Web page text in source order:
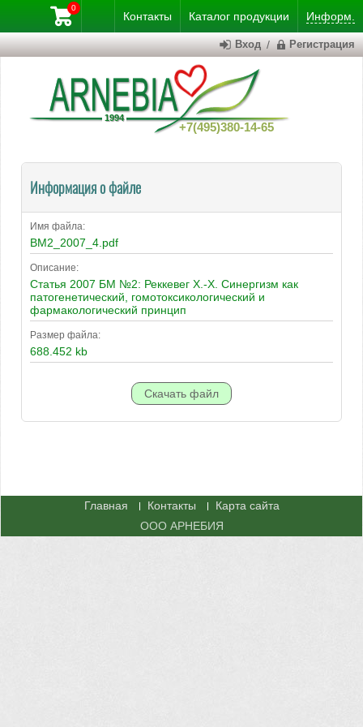
Контакты Каталог продукции Информ.
+7(495)380-14-65
0
Вход / Регистрация
Информация о файле
Имя файла:
BM2_2007_4.pdf
Описание:
Статья 2007 БМ №2: Реккевег Х.-Х. Синергизм как
патогенетический, гомотоксикологический и
фармакологический принцип
Размер файла:
688.452 kb
Главная Контакты
Карта сайта
ООО АРНЕБИЯ